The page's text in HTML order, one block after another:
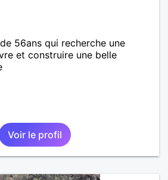
56ans qui recherche une
et construire une belle
Voir le profil